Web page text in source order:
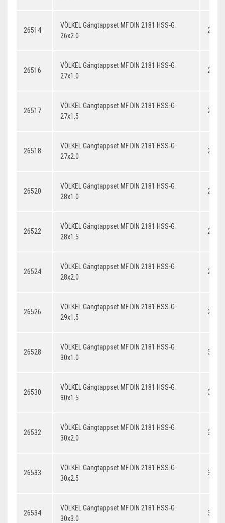
26514
VÖLKEL Gängtappset MF DIN 2181 HSS-G
26x2.0
26516
VÖLKEL Gängtappset MF DIN 2181 HSS-G
27x1.0
26517
VÖLKEL Gängtappset MF DIN 2181 HSS-G
27x1.5
26518
VÖLKEL Gängtappset MF DIN 2181 HSS-G
27x2.0
26520
VÖLKEL Gängtappset MF DIN 2181 HSS-G
28x1.0
26522
VÖLKEL Gängtappset MF DIN 2181 HSS-G
28x1.5
26524
VÖLKEL Gängtappset MF DIN 2181 HSS-G
28x2.0
26526
VÖLKEL Gängtappset MF DIN 2181 HSS-G
29x1.5
26528
VÖLKEL Gängtappset MF DIN 2181 HSS-G
30x1.0
26530
VÖLKEL Gängtappset MF DIN 2181 HSS-G
30x1.5
26532
VÖLKEL Gängtappset MF DIN 2181 HSS-G
30x2.0
26533
VÖLKEL Gängtappset MF DIN 2181 HSS-G
30x2.5
26534
VÖLKEL Gängtappset MF DIN 2181 HSS-G
30x3.0